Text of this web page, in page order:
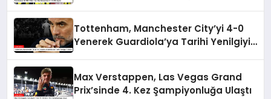
Tottenham, Manchester City’yi 4-0
Yenerek Guardiola’ya Tarihi Yenilgiyi
Max Verstappen, Las Vegas Grand
Prix’sinde 4. Kez Şampiyonluğa Ulaştı